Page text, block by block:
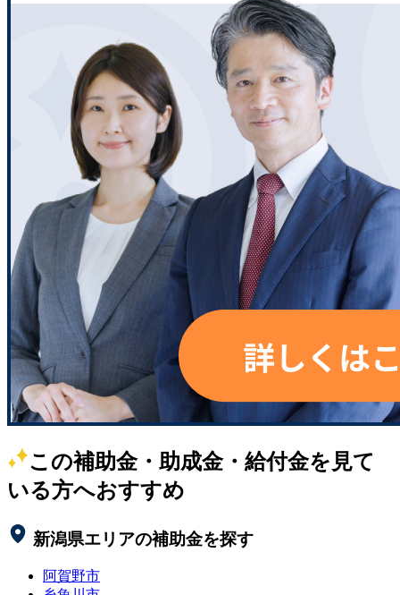
この補助金・助成金・給付金を見て
いる方へおすすめ
新潟県エリアの補助金を探す
阿賀野市